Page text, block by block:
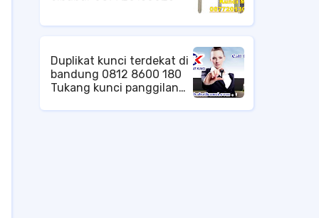
Duplikat kunci terdekat di
bandung 0812 8600 180
Tukang kunci panggilan
Melayani semua